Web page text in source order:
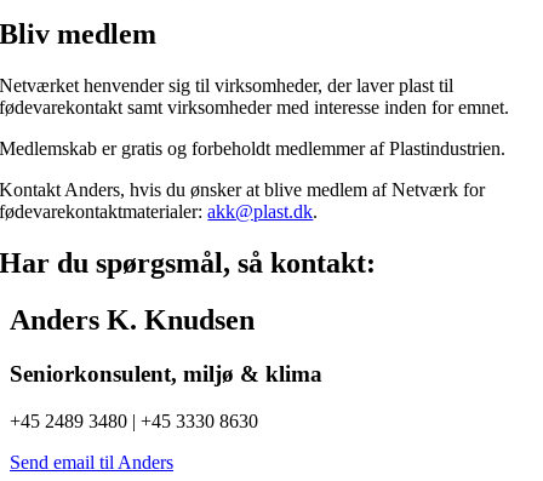
Bliv medlem
Netværket henvender sig til virksomheder, der laver plast til
fødevarekontakt samt virksomheder med interesse inden for emnet.
Medlemskab er gratis og forbeholdt medlemmer af Plastindustrien.
Kontakt Anders, hvis du ønsker at blive medlem af Netværk for
fødevarekontaktmaterialer:akk@plast.dk.
Har du spørgsmål, så kontakt:
Anders K. Knudsen
Seniorkonsulent, miljø & klima
+45 2489 3480 | +45 3330 8630
Send email til Anders